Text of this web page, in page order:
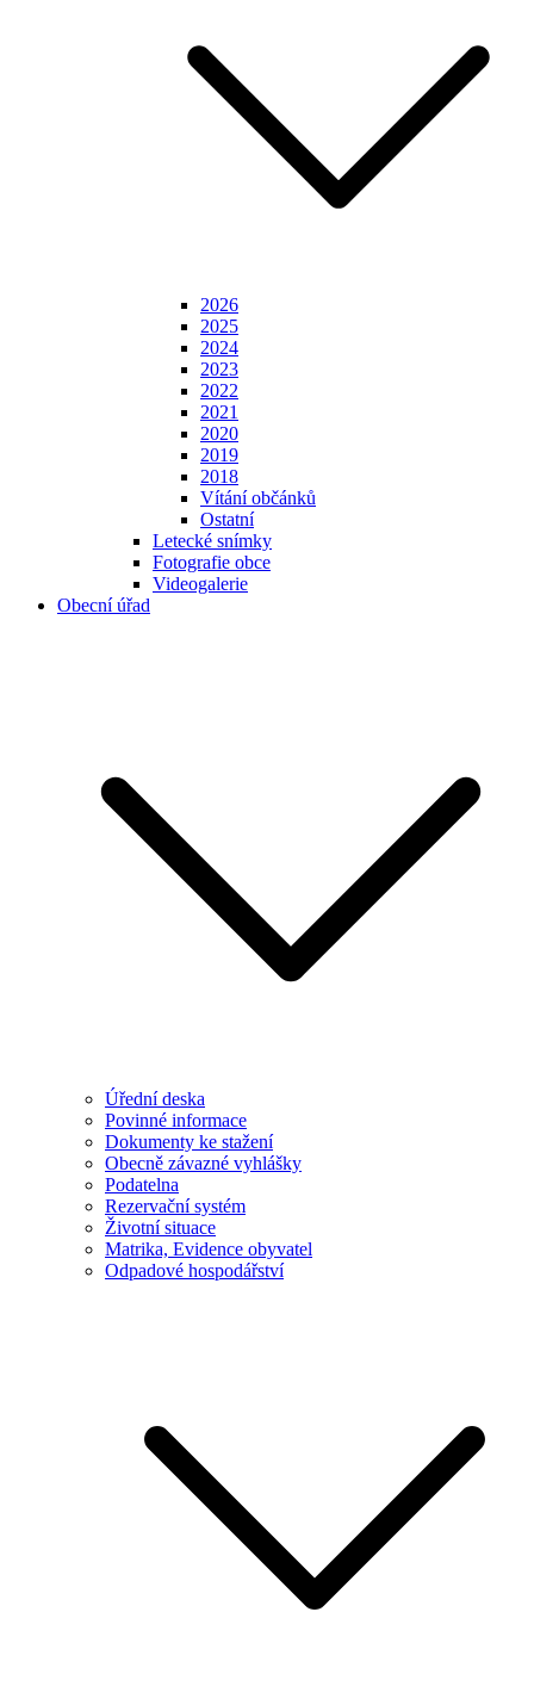
2026
2025
2024
2023
2022
2021
2020
2019
2018
Vítání občánků
Ostatní
Letecké snímky
Fotografie obce
Videogalerie
Obecní úřad
Úřední deska
Povinné informace
Dokumenty ke stažení
Obecně závazné vyhlášky
Podatelna
Rezervační systém
Životní situace
Matrika, Evidence obyvatel
Odpadové hospodářství